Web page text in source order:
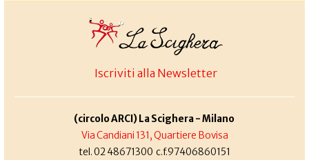
Iscriviti alla Newsletter
(circolo ARCI) La Scighera - Milano
Via Candiani 131, Quartiere Bovisa
tel. 02 48671300 c.f.97406860151